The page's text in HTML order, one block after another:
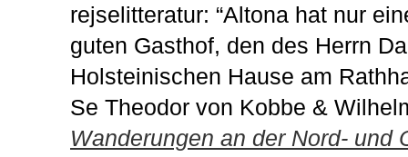
rejselitteratur: “Altona hat nur
guten Gasthof, den des Herrn
Holsteinischen Hause am
Se Theodor von Kobbe &
Wanderungen an der Nord- und